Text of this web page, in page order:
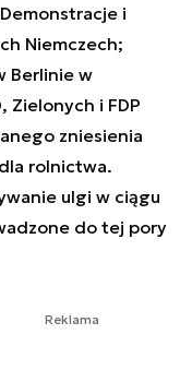
i
Niemczech;
Berlinie w
Zielonych i FDP
zniesienia
rolnictwa.
ulgi w ciągu
do tej pory
Reklama